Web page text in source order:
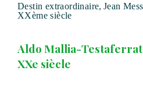
Destin extraordinaire, Jean
XXème siècle
Aldo Mallia-
XXe siècle